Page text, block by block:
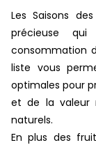
Les Saisons
précieuse
consommation
liste vous
optimales pour
et de la valeur
naturels.
En plus des